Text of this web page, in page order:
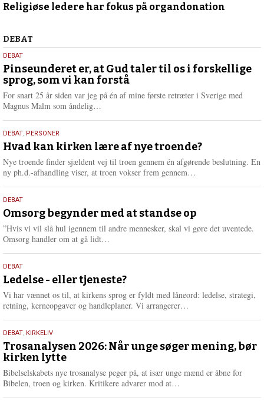
april
Religiøse ledere har fokus på organdonation
Debat
DEBAT
5.
august
2026
DEBAT
Pinseunderet er, at Gud taler til os i forskellige
sprog, som vi kan forstå
For snart 25 år siden var jeg på én af mine første retræter i Sverige med
Magnus Malm som åndelig…
e
e
25.
juli
2026
DEBAT, PERSONER
Hvad kan kirken lære af nye troende?
Nye troende finder sjældent vej til troen gennem én afgørende beslutning. En
ny ph.d.-afhandling viser, at troen vokser frem gennem…
e
e
9.
juli
2026
DEBAT
Omsorg begynder med at standse op
”Hvis vi vil slå hul igennem til andre mennesker, skal vi gøre det uventede.
Omsorg handler om at gå lidt…
e
e
10.
juni
2026
DEBAT
Ledelse - eller tjeneste?
Vi har vænnet os til, at kirkens sprog er fyldt med låneord: ledelse, strategi,
retning, kerneopgaver og handleplaner. Vi arrangerer…
e
2.
juni
2026
DEBAT, KIRKELIV
Trosanalysen 2026: Når unge søger mening, bør
kirken lytte
Bibelselskabets nye trosanalyse peger på, at især unge mænd er åbne for
Bibelen, troen og kirken. Kritikere advarer mod at…